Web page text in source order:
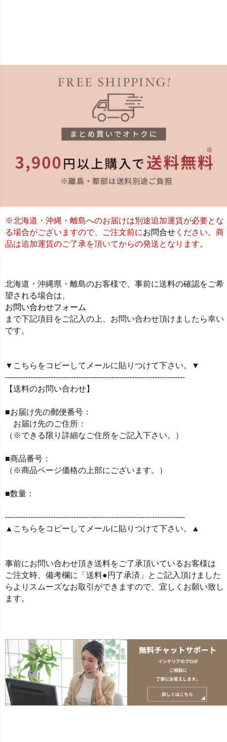
※北海道・沖縄・離島へのお届けは別途追加運賃が必要とな
る場合がございますので、ご注文前にお問合せ ください。商
品は追加運賃のご了承を頂いてからの発送となります。
北海道・沖縄県・離島のお客様で、事前に送料の確認をご希
望される場合は、
お問い合わせフォーム
まで下記項目をご記入の上、お問い合わせ頂けましたら幸い
です。
▼こちらをコピーしてメールに貼りつけて下さい。▼
-----------------------------------------------------------------------
【送料のお問い合わせ】
■お届け先の郵便番号：
お届け先のご住所：
（※できる限り詳細なご住所をご記入下さい。）
■商品番号：
（※商品ページ価格の上部にございます。）
■数量：
-----------------------------------------------------------------------
▲こちらをコピーしてメールに貼りつけて下さい。▲
事前にお問い合わせ頂き送料をご了承頂いているお客様は
ご注文時、備考欄に「送料●円了承済」とご記入頂けました
らよりスムーズなお取引ができますので、宜しくお願い致し
ます。